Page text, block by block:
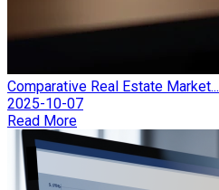
Comparative Real Estate Market...
2025-10-07
Read More